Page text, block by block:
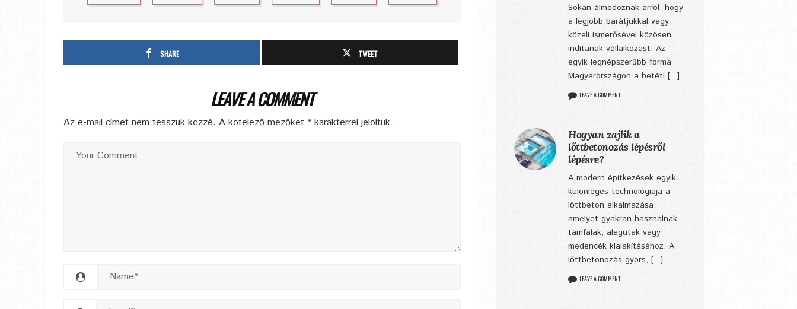
SHARE TWEET
LEAVE A COMMENT
Az e-mail címet nem tesszük közzé. A kötelező mezőket * karakterrel jelöltük
Sokan álmodoznak arról, hogy
a legjobb barátjukkal vagy
közeli ismerősével közösen
indítanak vállalkozást. Az
egyik legnépszerűbb forma
Magyarországon a betéti [...]
LEAVE A COMMENT
Hogyan zajlik a
lőttbetonozás lépésről
lépésre?
A modern építkezések egyik
különleges technológiája a
lőttbeton alkalmazása,
amelyet gyakran használnak
támfalak, alagutak vagy
medencék kialakításához. A
lőttbetonozás gyors, [...]
LEAVE A COMMENT